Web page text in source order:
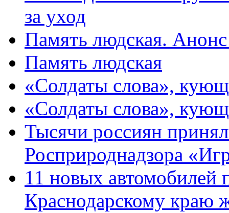
за уход
Память людская.
Память людская
«Солдаты слова»,
«Солдаты слова»,
Тысячи россиян
Росприроднадзора
11 новых автомобилей
Краснодарскому краю